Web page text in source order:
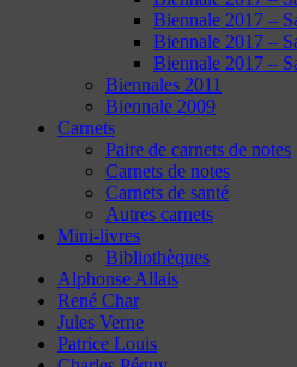
Biennale 2017 –
Biennale 2017 –
Biennale 2017 –
Biennales 2011
Biennale 2009
Carnets
Paire de carnets de notes
Carnets de notes
Carnets de santé
Autres carnets
Mini-livres
Bibliothèques
Alphonse Allais
René Char
Jules Verne
Patrice Louis